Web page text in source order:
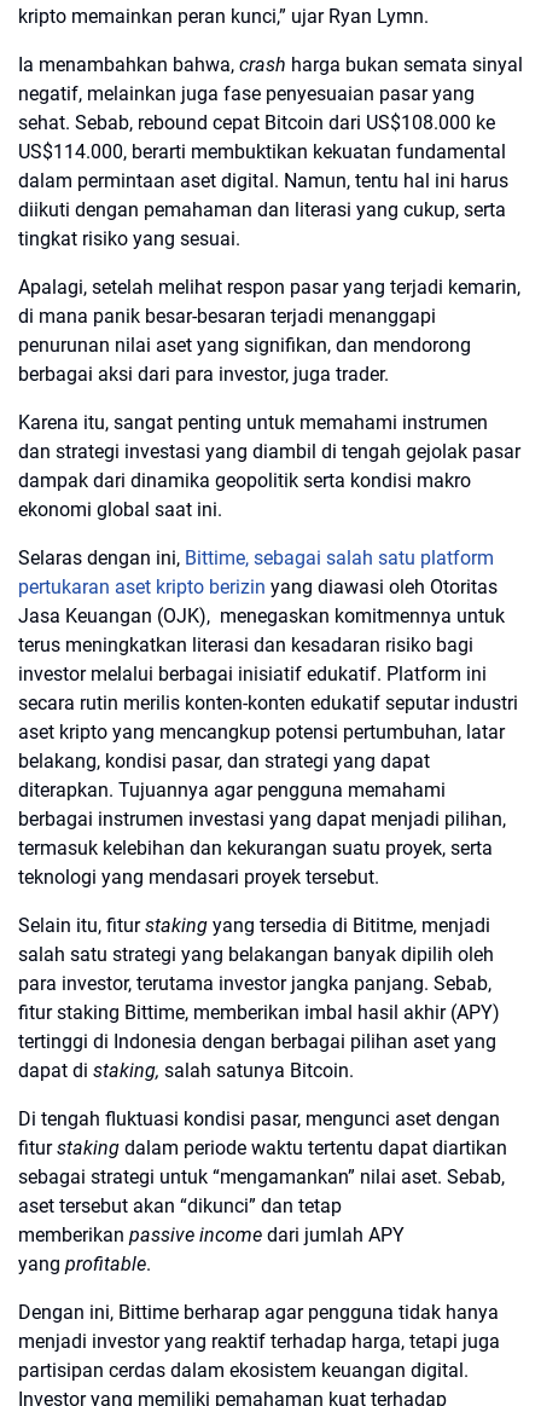
kripto memainkan peran kunci,” ujar Ryan Lymn.
Ia menambahkan bahwa, crash harga bukan semata sinyal
negatif, melainkan juga fase penyesuaian pasar yang
sehat. Sebab, rebound cepat Bitcoin dari US$108.000 ke
US$114.000, berarti membuktikan kekuatan fundamental
dalam permintaan aset digital. Namun, tentu hal ini harus
diikuti dengan pemahaman dan literasi yang cukup, serta
tingkat risiko yang sesuai.
Apalagi, setelah melihat respon pasar yang terjadi kemarin,
di mana panik besar-besaran terjadi menanggapi
penurunan nilai aset yang signifikan, dan mendorong
berbagai aksi dari para investor, juga trader.
Karena itu, sangat penting untuk memahami instrumen
dan strategi investasi yang diambil di tengah gejolak pasar
dampak dari dinamika geopolitik serta kondisi makro
ekonomi global saat ini.
Selaras dengan ini, Bittime, sebagai salah satu platform
pertukaran aset kripto berizin yang diawasi oleh Otoritas
Jasa Keuangan (OJK), menegaskan komitmennya untuk
terus meningkatkan literasi dan kesadaran risiko bagi
investor melalui berbagai inisiatif edukatif. Platform ini
secara rutin merilis konten-konten edukatif seputar industri
aset kripto yang mencangkup potensi pertumbuhan, latar
belakang, kondisi pasar, dan strategi yang dapat
diterapkan. Tujuannya agar pengguna memahami
berbagai instrumen investasi yang dapat menjadi pilihan,
termasuk kelebihan dan kekurangan suatu proyek, serta
teknologi yang mendasari proyek tersebut.
Selain itu, fiturstaking yang tersedia di Bititme, menjadi
salah satu strategi yang belakangan banyak dipilih oleh
para investor, terutama investor jangka panjang. Sebab,
fitur staking Bittime, memberikan imbal hasil akhir (APY)
tertinggi di Indonesia dengan berbagai pilihan aset yang
dapat di staking, salah satunya Bitcoin.
Di tengah fluktuasi kondisi pasar, mengunci aset dengan
fiturstaking dalam periode waktu tertentu dapat diartikan
sebagai strategi untuk “mengamankan” nilai aset. Sebab,
aset tersebut akan “dikunci” dan tetap
memberikan passive income dari jumlah APY
yang profitable.
Dengan ini, Bittime berharap agar pengguna tidak hanya
menjadi investor yang reaktif terhadap harga, tetapi juga
partisipan cerdas dalam ekosistem keuangan digital.
Investor yang memiliki pemahaman kuat terhadap